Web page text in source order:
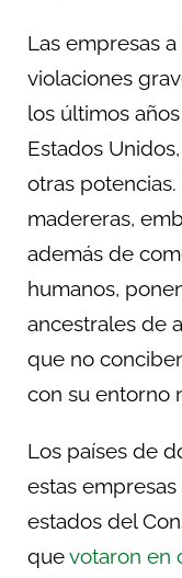
Las empresas
violaciones
los últimos
Estados
otras
madereras,
además de
humanos,
ancestrales de
que no
con su entorno
Los países de
estas
estados del
quevotaron en